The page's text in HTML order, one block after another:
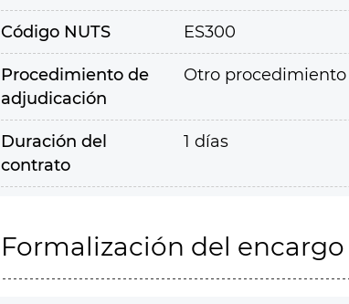
Código NUTS ES300
Procedimiento de
adjudicación
Otro procedimiento
Duración del
contrato
1 días
Formalización del encargo